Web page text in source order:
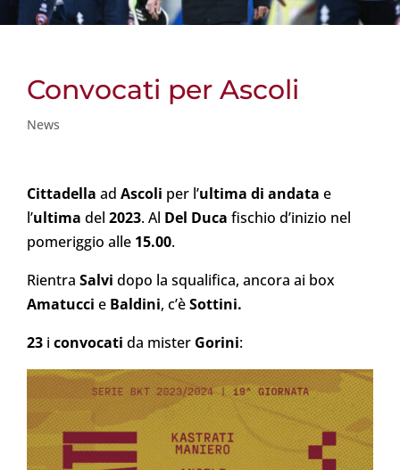
Convocati per Ascoli
News
Cittadella ad Ascoli per l’ultima di andata e
l’ultima del 2023.Al Del Duca fischio d’inizio nel
pomeriggio alle 15.00.
Rientra Salvi dopo la squalifica, ancora ai box
Amatucci e Baldini, c’èSottini.
23 i convocati da mister Gorini: